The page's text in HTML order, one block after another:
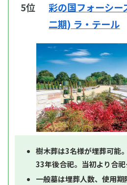
5位
彩の国フォーシー
二期) ラ・テール
樹木葬は3名様が埋葬可能
33年後合祀。当初より合祀
一般墓は埋葬人数、使用